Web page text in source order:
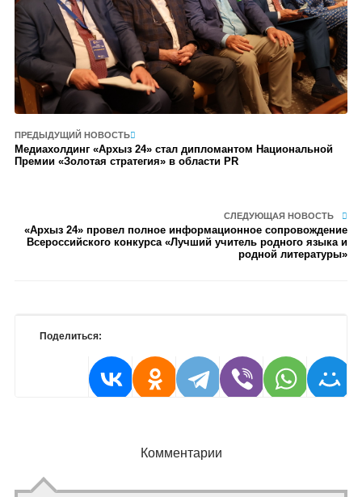
ПРЕДЫДУЩИЙ НОВОСТЬ
Медиахолдинг «Архыз 24» стал дипломантом Национальной
Премии «Золотая стратегия» в области PR
СЛЕДУЮЩАЯ НОВОСТЬ
«Архыз 24» провел полное информационное сопровождение
Всероссийского конкурса «Лучший учитель родного языка и
родной литературы»
Поделиться:
Комментарии